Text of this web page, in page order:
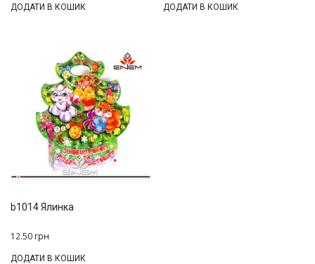
ДОДАТИ В КОШИК ДОДАТИ В КОШИК
b1014 Ялинка
12.50 грн
ДОДАТИ В КОШИК